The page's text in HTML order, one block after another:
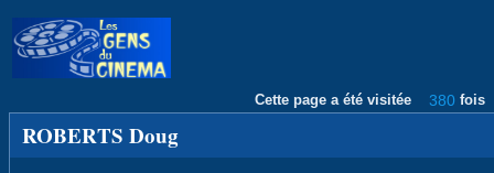
Cette page a été visitée 380 fois
ROBERTS Doug